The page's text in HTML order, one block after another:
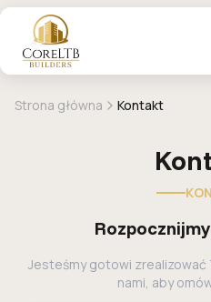
Strona główna Kontakt
Jesteśmy gotowi zrealizować
nami, aby